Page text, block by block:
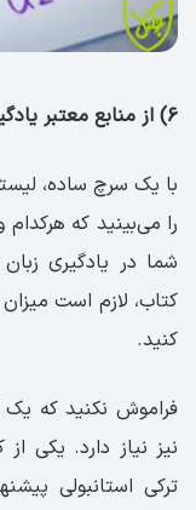
۶)‌ از منابع معتبر یادگیری زبان استفاده کنید
با یک سرچ ساده،
را می‌بینید که
شما در یادگیری
کتاب، لازم است
کنید.
فراموش نکنید که یک
نیز نیاز دارد. یکی
ترکی استانبولی